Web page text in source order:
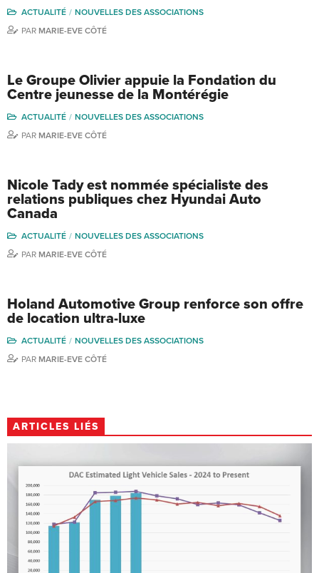
ACTUALITÉ
NOUVELLES DES ASSOCIATIONS
PAR MARIE-EVE CÔTÉ
Le Groupe Olivier appuie la Fondation du
Centre jeunesse de la Montérégie
ACTUALITÉ
NOUVELLES DES ASSOCIATIONS
PAR MARIE-EVE CÔTÉ
Nicole Tady est nommée spécialiste des
relations publiques chez Hyundai Auto
Canada
ACTUALITÉ
NOUVELLES DES ASSOCIATIONS
PAR MARIE-EVE CÔTÉ
Holand Automotive Group renforce son offre
de location ultra-luxe
ACTUALITÉ
NOUVELLES DES ASSOCIATIONS
PAR MARIE-EVE CÔTÉ
ARTICLES LIÉS